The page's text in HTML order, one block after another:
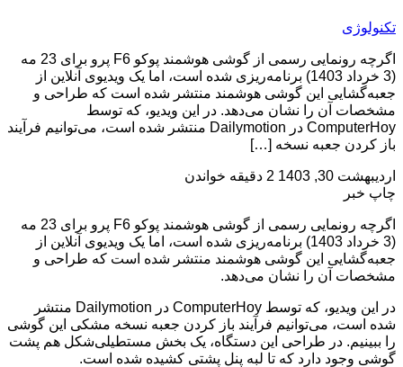
تکنولوژی
اگرچه رونمایی رسمی از گوشی هوشمند پوکو F6 پرو برای 23 مه
(3 خرداد 1403) برنامه‌ریزی شده است، اما یک ویدیوی آنلاین از
جعبه‌گشایی این گوشی هوشمند منتشر شده است که طراحی و
مشخصات آن را نشان می‌دهد. در این ویدیو، که توسط
ComputerHoy در Dailymotion منتشر شده است، می‌توانیم فرآیند
باز کردن جعبه نسخه […]
اردیبهشت 30, 1403
2 دقیقه خواندن
چاپ خبر
اگرچه رونمایی رسمی از گوشی هوشمند پوکو F6 پرو برای 23 مه
(3 خرداد 1403) برنامه‌ریزی شده است، اما یک ویدیوی آنلاین از
جعبه‌گشایی این گوشی هوشمند منتشر شده است که طراحی و
مشخصات آن را نشان می‌دهد.
در این ویدیو، که توسط ComputerHoy در Dailymotion منتشر
شده است، می‌توانیم فرآیند باز کردن جعبه نسخه مشکی این گوشی
را ببینیم. در طراحی این دستگاه، یک بخش مستطیلی‌شکل هم پشت
گوشی وجود دارد که تا لبه پنل پشتی کشیده شده است.